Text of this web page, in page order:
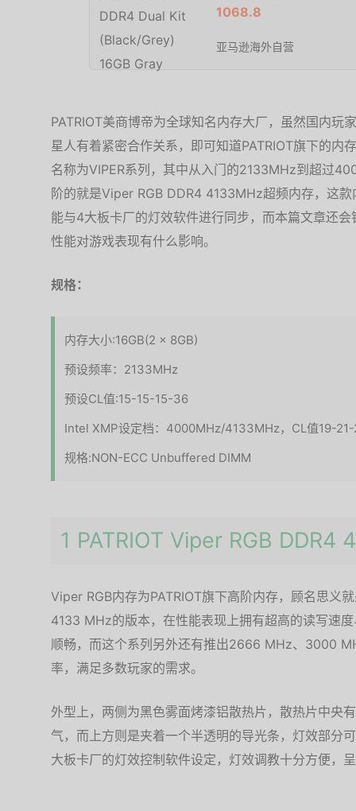
1068.8
亚马逊海外自营
PATRIOT美商博帝为全球知名内存大厂，虽然国内
星人有着紧密合作关系，即可知道PATRIOT旗下的内
名称为VIPER系列，其中从入门的2133MHz到超过
阶的就是Viper RGB DDR4 4133MHz超频内存，这
能与4大板卡厂的灯效软件进行同步，而本篇文章还
性能对游戏表现有什么影响。
规格：
内存大小:16GB(2 x 8GB)
预设频率：2133MHz
预设CL值:15-15-15-36
Intel XMP设定档：4000MHz/4133MHz，CL值19-
规格:NON-ECC Unbuffered DIMM
1 PATRIOT Viper RGB DDR4
Viper RGB内存为PATRIOT旗下高阶内存，顾名思义
4133 MHz的版本，在性能表现上拥有超高的读写速
顺畅，而这个系列另外还有推出2666 MHz、3000
率，满足多数玩家的需求。
外型上，两侧为黑色雾面烤漆铝散热片，散热片中央
气，而上方则是夹着一个半透明的导光条，灯效部分
大板卡厂的灯效控制软件设定，灯效调教十分方便，